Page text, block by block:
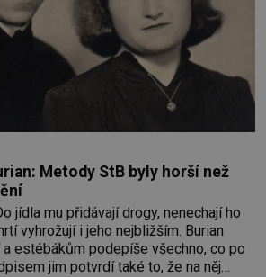
Metody StB byly horší než
jídla mu přidávají drogy, nenechají ho
vyhrožují i jeho nejbližším. Burian
estébákům podepíše všechno, co po
jim potvrdí také to, že na něj